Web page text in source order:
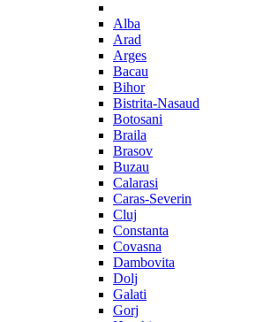
Alba
Arad
Arges
Bacau
Bihor
Bistrita-Nasaud
Botosani
Braila
Brasov
Buzau
Calarasi
Caras-Severin
Cluj
Constanta
Covasna
Dambovita
Dolj
Galati
Gorj